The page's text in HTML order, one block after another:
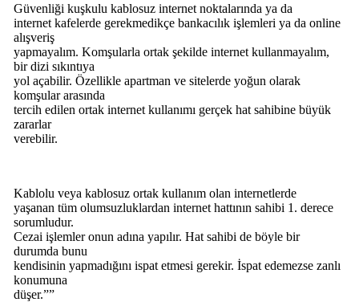
Güvenliği kuşkulu kablosuz internet noktalarında ya da
internet kafelerde gerekmedikçe bankacılık işlemleri ya da online
alışveriş
yapmayalım. Komşularla ortak şekilde internet kullanmayalım,
bir dizi sıkıntıya
yol açabilir. Özellikle apartman ve sitelerde yoğun olarak
komşular arasında
tercih edilen ortak internet kullanımı gerçek hat sahibine büyük
zararlar
verebilir.
Kablolu veya kablosuz ortak kullanım olan internetlerde
yaşanan tüm olumsuzluklardan internet hattının sahibi 1. derece
sorumludur.
Cezai işlemler onun adına yapılır. Hat sahibi de böyle bir
durumda bunu
kendisinin yapmadığını ispat etmesi gerekir. İspat edemezse zanlı
konumuna
düşer.””